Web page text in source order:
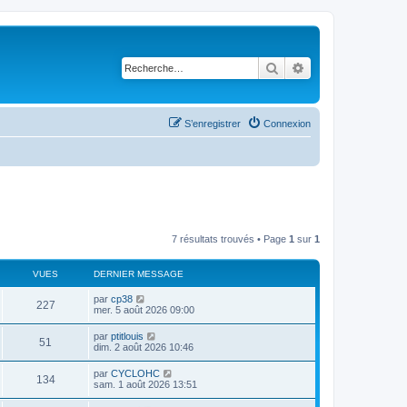
Rechercher
Connexion
S’enregistrer
7 résultats trouvés • Page 1 sur 1
VUES DERNIER MESSAGE
227V
u
s
D
e
i
e
r
m
e
s
par cp38
mer. 5 août 2026 09:00
51
u
D
e
i
e
r
par ptitlouis
dim. 2 août 2026 10:46
134V
u
D
e
par CYCLOHC
sam. 1 août 2026 13:51